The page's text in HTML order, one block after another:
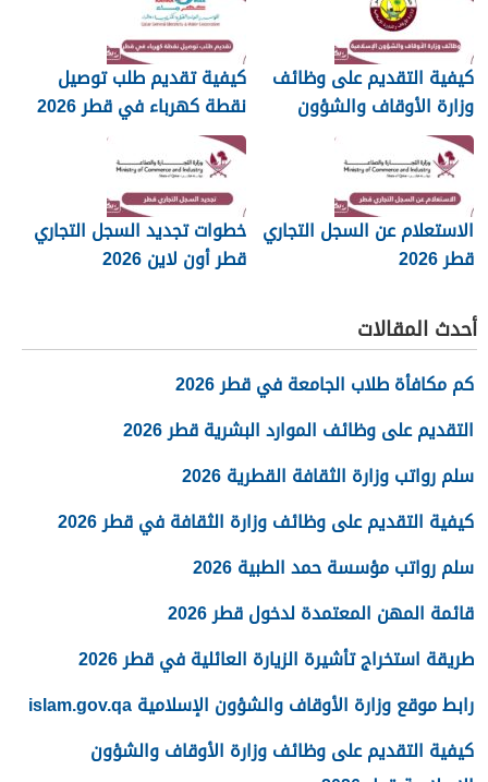
كيفية التقديم على وظائف
وزارة الأوقاف والشؤون
الإسلامية قطر 2026
كيفية تقديم طلب توصيل
نقطة كهرباء في قطر 2026
الاستعلام عن السجل التجاري
قطر 2026
خطوات تجديد السجل التجاري
قطر أون لاين 2026
أحدث المقالات
كم مكافأة طلاب الجامعة في قطر 2026
التقديم على وظائف الموارد البشرية قطر 2026
سلم رواتب وزارة الثقافة القطرية 2026
كيفية التقديم على وظائف وزارة الثقافة في قطر 2026
سلم رواتب مؤسسة حمد الطبية 2026
قائمة المهن المعتمدة لدخول قطر 2026
طريقة استخراج تأشيرة الزيارة العائلية في قطر 2026
رابط موقع وزارة الأوقاف والشؤون الإسلامية islam.gov.qa
كيفية التقديم على وظائف وزارة الأوقاف والشؤون